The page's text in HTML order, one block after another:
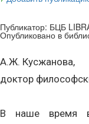
Публикатор: БЦБ
Опубликовано в
А.Ж. Кусжанова,
доктор
В наше время